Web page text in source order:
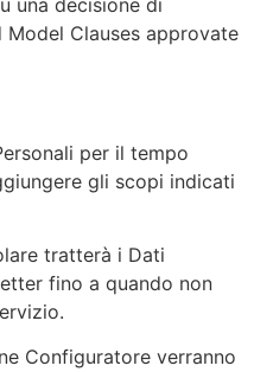
Clauses approvate
per il tempo
gli scopi indicati
tratterà i Dati
fino a quando non
Configuratore verranno